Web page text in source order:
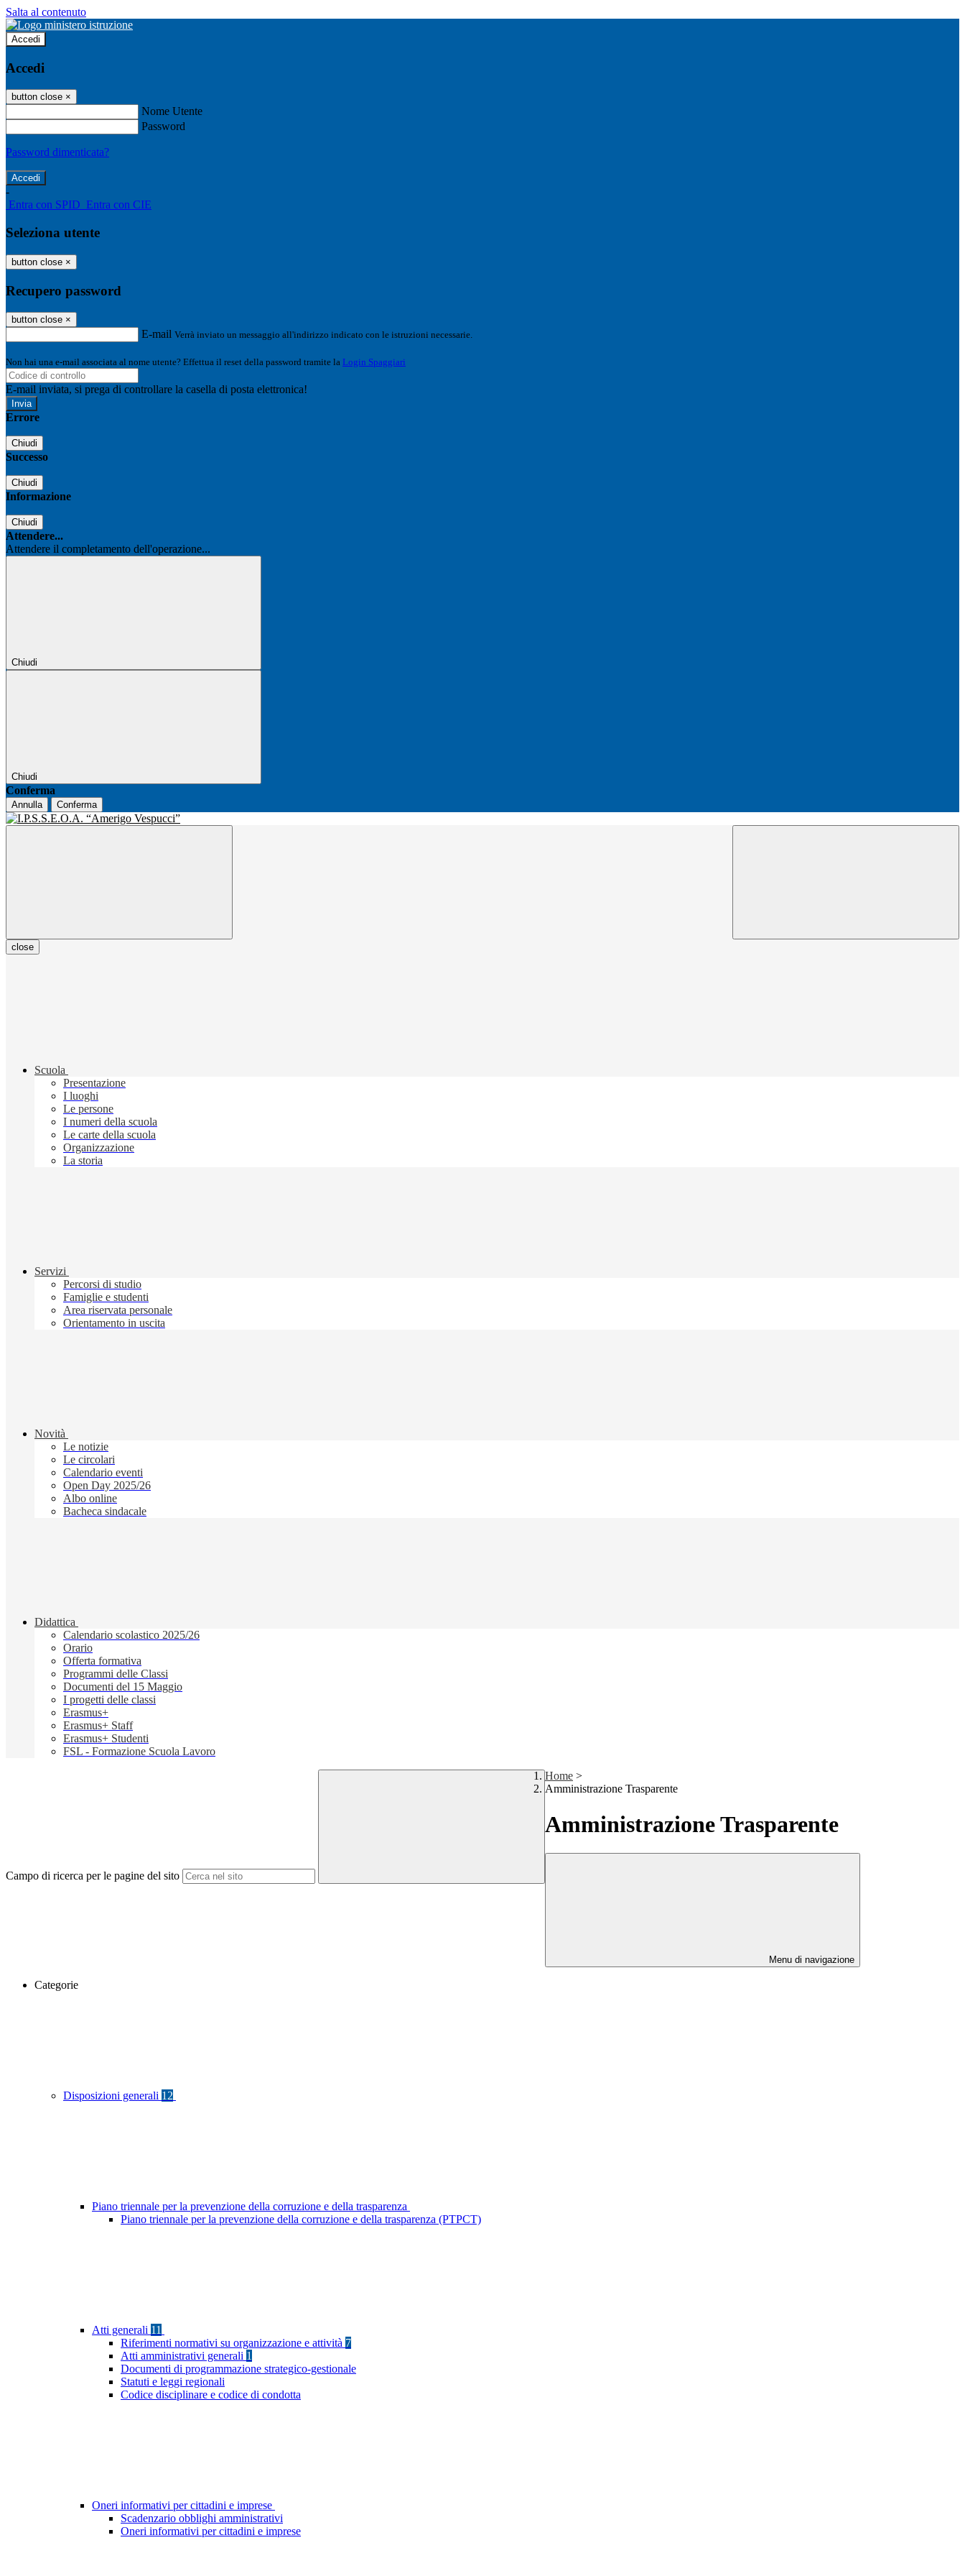
Salta al contenuto
Accedi
Accedi
button close ×
Nome Utente
Password
Password dimenticata?
-
Entra con SPID Entra con CIE
Seleziona utente
button close ×
Recupero password
button close ×
E-mail Verrà inviato un messaggio all'indirizzo indicato con le istruzioni necessarie.
Non hai una e-mail associata al nome utente? Effettua il reset della password tramite la Login Spaggiari
E-mail inviata, si prega di controllare la casella di posta elettronica!
Errore
Chiudi
Successo
Chiudi
Informazione
Chiudi
Attendere...
Attendere il completamento dell'operazione...
Chiudi
Chiudi
Conferma
Annulla Conferma
close
Scuola
Presentazione
I luoghi
Le persone
I numeri della scuola
Le carte della scuola
Organizzazione
La storia
Servizi
Percorsi di studio
Famiglie e studenti
Area riservata personale
Orientamento in uscita
Novità
Le notizie
Le circolari
Calendario eventi
Open Day 2025/26
Albo online
Bacheca sindacale
Didattica
Calendario scolastico 2025/26
Orario
Offerta formativa
Programmi delle Classi
Documenti del 15 Maggio
I progetti delle classi
Erasmus+
Erasmus+ Staff
Erasmus+ Studenti
FSL - Formazione Scuola Lavoro
Campo di ricerca per le pagine del sito
Home >
Amministrazione Trasparente
Amministrazione Trasparente
Menu di navigazione
Categorie
Disposizioni generali 12
Piano triennale per la prevenzione della corruzione e della trasparenza
Piano triennale per la prevenzione della corruzione e della trasparenza (PTPCT)
Atti generali 11
Riferimenti normativi su organizzazione e attività 7
Atti amministrativi generali 1
Documenti di programmazione strategico-gestionale
Statuti e leggi regionali
Codice disciplinare e codice di condotta
Oneri informativi per cittadini e imprese
Scadenzario obblighi amministrativi
Oneri informativi per cittadini e imprese